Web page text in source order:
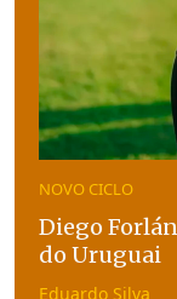
NOVO CICLO
Diego
do Uruguai
Eduardo Silva